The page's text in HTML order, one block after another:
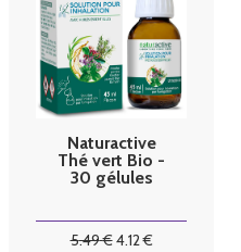
Naturactive
Thé vert Bio -
30 gélules
5.49€4.12€